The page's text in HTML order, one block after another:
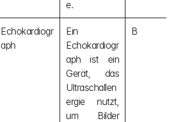
e.
Echokardiogr
aph
Ein
Echokardiogr
aph ist ein
Gerät, das
Ultraschallen
ergie nutzt,
um Bilder
B